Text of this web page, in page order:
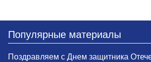
Популярные материалы
Поздравляем с Днем защитника